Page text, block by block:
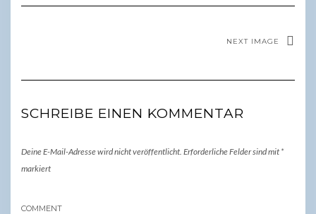
NEXT IMAGE
SCHREIBE EINEN KOMMENTAR
Deine E-Mail-Adresse wird nicht veröffentlicht. Erforderliche Felder sind mit *
markiert
COMMENT